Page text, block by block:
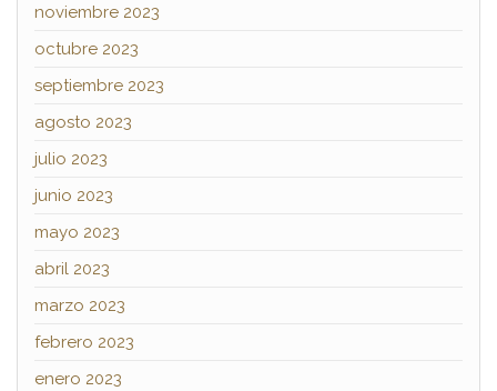
noviembre 2023
octubre 2023
septiembre 2023
agosto 2023
julio 2023
junio 2023
mayo 2023
abril 2023
marzo 2023
febrero 2023
enero 2023